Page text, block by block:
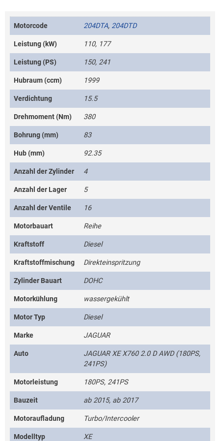
Motorcode 204DTA, 204DTD
Leistung (kW) 110, 177
Leistung (PS) 150, 241
Hubraum (ccm) 1999
Verdichtung 15.5
Drehmoment (Nm) 380
Bohrung (mm) 83
Hub (mm) 92.35
Anzahl der Zylinder 4
Anzahl der Lager 5
Anzahl der Ventile 16
Motorbauart Reihe
Kraftstoff Diesel
Kraftstoffmischung Direkteinspritzung
Zylinder Bauart DOHC
Motorkühlung wassergekühlt
Motor Typ Diesel
Marke JAGUAR
Auto
JAGUAR XE X760 2.0 D AWD (180PS,
241PS)
Motorleistung 180PS, 241PS
Bauzeit ab 2015, ab 2017
Motoraufladung Turbo/Intercooler
Modelltyp XE